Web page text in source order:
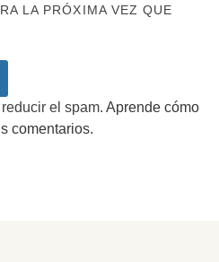
LA PRÓXIMA VEZ QUE
el spam.Aprende cómo
comentarios.